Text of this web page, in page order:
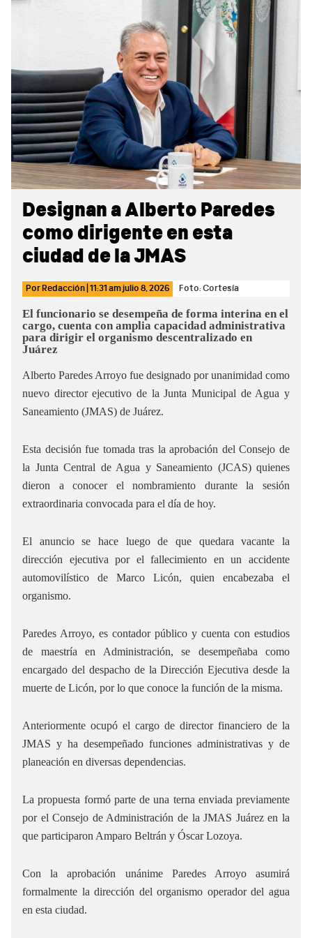
Designan a Alberto Paredes
como dirigente en esta
ciudad de la JMAS
Por Redacción 11:31 amjulio 8, 2026 Foto: Cortesía
El funcionario se desempeña de forma interina en el
cargo, cuenta con amplia capacidad administrativa
para dirigir el organismo descentralizado en
Juárez
Alberto Paredes Arroyo fue designado por unanimidad como
nuevo director ejecutivo de la Junta Municipal de Agua y
Saneamiento (JMAS) de Juárez.
Esta decisión fue tomada tras la aprobación del Consejo de
la Junta Central de Agua y Saneamiento (JCAS) quienes
dieron a conocer el nombramiento durante la sesión
extraordinaria convocada para el día de hoy.
El anuncio se hace luego de que quedara vacante la
dirección ejecutiva por el fallecimiento en un accidente
automovilístico de Marco Licón, quien encabezaba el
organismo.
Paredes Arroyo, es contador público y cuenta con estudios
de maestría en Administración, se desempeñaba como
encargado del despacho de la Dirección Ejecutiva desde la
muerte de Licón, por lo que conoce la función de la misma.
Anteriormente ocupó el cargo de director financiero de la
JMAS y ha desempeñado funciones administrativas y de
planeación en diversas dependencias.
La propuesta formó parte de una terna enviada previamente
por el Consejo de Administración de la JMAS Juárez en la
que participaron Amparo Beltrán y Óscar Lozoya.
Con la aprobación unánime Paredes Arroyo asumirá
formalmente la dirección del organismo operador del agua
en esta ciudad.